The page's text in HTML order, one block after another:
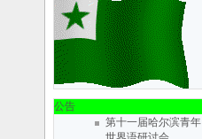
公告
世界语者国际摄影大
赛邀你参加
2025/11/28
尼泊尔世界语活动交
流预报名征询
2025/1/13
第十一届哈尔滨青年
世界语研讨会